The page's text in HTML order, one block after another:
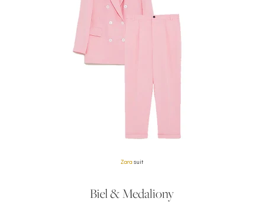
Zara suit
Biel & Medaliony